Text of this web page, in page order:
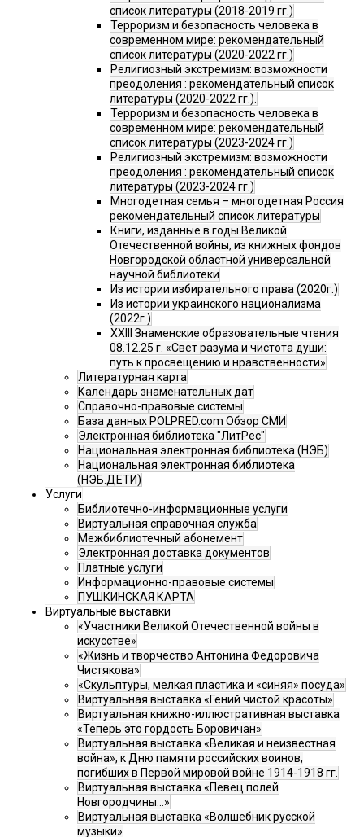
список литературы (2018-2019 гг.)
Терроризм и безопасность человека в
современном мире: рекомендательный
список литературы (2020-2022 гг.)
Религиозный экстремизм: возможности
преодоления : рекомендательный список
литературы (2020-2022 гг.).
Терроризм и безопасность человека в
современном мире: рекомендательный
список литературы (2023-2024 гг.)
Религиозный экстремизм: возможности
преодоления : рекомендательный список
литературы (2023-2024 гг.)
Многодетная семья – многодетная Россия
рекомендательный список литературы
Книги, изданные в годы Великой
Отечественной войны, из книжных фондов
Новгородской областной универсальной
научной библиотеки
Из истории избирательного права (2020г.)
Из истории украинского национализма
(2022г.)
XXIII Знаменские образовательные чтения
08.12.25 г. «Свет разума и чистота души:
путь к просвещению и нравственности»
Литературная карта
Календарь знаменательных дат
Справочно-правовые системы
База данных POLPRED.com Обзор СМИ
Электронная библиотека "ЛитРес"
Национальная электронная библиотека (НЭБ)
Национальная электронная библиотека
(НЭБ.ДЕТИ)
Услуги
Библиотечно-информационные услуги
Виртуальная справочная служба
Межбиблиотечный абонемент
Электронная доставка документов
Платные услуги
Информационно-правовые системы
ПУШКИНСКАЯ КАРТА
Виртуальные выставки
«Участники Великой Отечественной войны в
искусстве»
«Жизнь и творчество Антонина Федоровича
Чистякова»
«Скульптуры, мелкая пластика и «синяя» посуда»
Виртуальная выставка «Гений чистой красоты»
Виртуальная книжно-иллюстративная выставка
«Теперь это гордость Боровичан»
Виртуальная выставка «Великая и неизвестная
война», к Дню памяти российских воинов,
погибших в Первой мировой войне 1914-1918 гг.
Виртуальная выставка «Певец полей
Новгородчины…»
Виртуальная выставка «Волшебник русской
музыки»